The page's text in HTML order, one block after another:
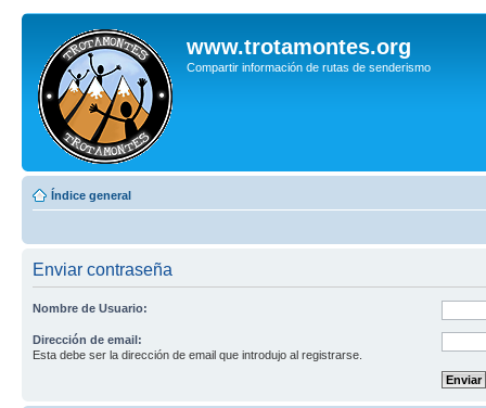
www.trotamontes.org
Compartir información de rutas de senderismo
Índice general
Enviar contraseña
Nombre de Usuario:
Dirección de email:
Esta debe ser la dirección de email que introdujo al registrarse.